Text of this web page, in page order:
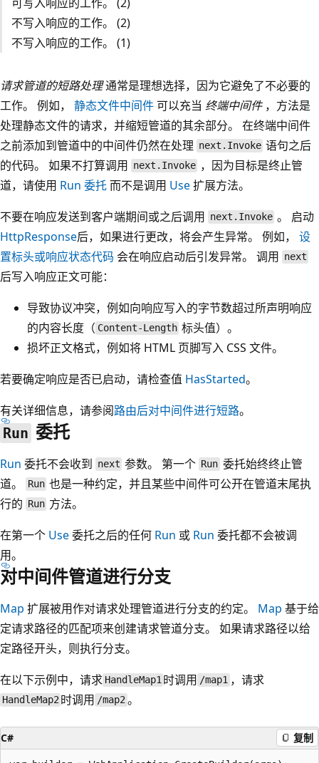
不写入响应的工作。 (2)
不写入响应的工作。 (1)
请求管道的短路处理通常是理想选择，因为它避免了不必要的
工作。 例如， 静态文件中间件可以充当 终端中间件，方法是
处理静态文件的请求，并缩短管道的其余部分。 在终端中间件
之前添加到管道中的中间件仍然在处理 next.Invoke 语句之后
的代码。 如果不打算调用 next.Invoke ，因为目标是终止管
道，请使用 Run 委托而不是调用 Use扩展方法。
不要在响应发送到客户端期间或之后调用 next.Invoke 。 启动
HttpResponse后，如果进行更改，将会产生异常。 例如， 设
置标头或响应状态代码 会在响应启动后引发异常。 调用 next
后写入响应正文可能：
导致协议冲突，例如向响应写入的字节数超过所声明响应
的内容长度（ Content-Length 标头值）。
损坏正文格式，例如将 HTML 页脚写入 CSS 文件。
若要确定响应是否已启动，请检查值 HasStarted。
有关详细信息，请参阅路由后对中间件进行短路。
Run 委托
Run 委托不会收到 next 参数。 第一个 Run委托始终终止管
道。
Run 也是一种约定，并且某些中间件可公开在管道末尾执
行的 Run 方法。
在第一个 Use委托之后的任何 Run 或 Run 委托都不会被调
用。
对中间件管道进行分支
Map 扩展被用作对请求处理管道进行分支的约定。 Map 基于给
定请求路径的匹配项来创建请求管道分支。 如果请求路径以给
定路径开头，则执行分支。
在以下示例中，请求 HandleMap1 时调用 /map1，请求
HandleMap2 时调用 /map2。
C# 复制